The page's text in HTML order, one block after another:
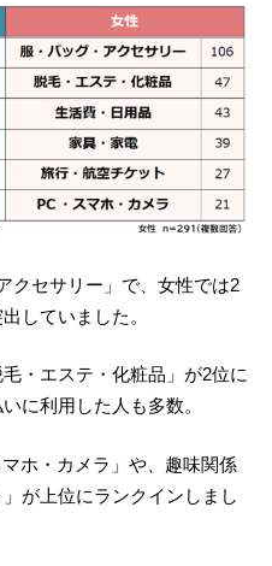
クセサリー」で、女性では2
していました。
・エステ・化粧品」が2位に
に利用した人も多数。
ホ・カメラ」や、趣味関係
が上位にランクインしまし